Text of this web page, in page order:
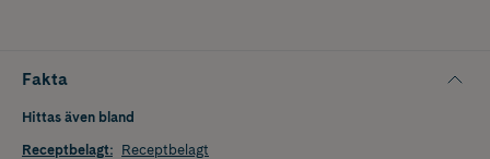
Fakta
Hittas även bland
Receptbelagt: Receptbelagt